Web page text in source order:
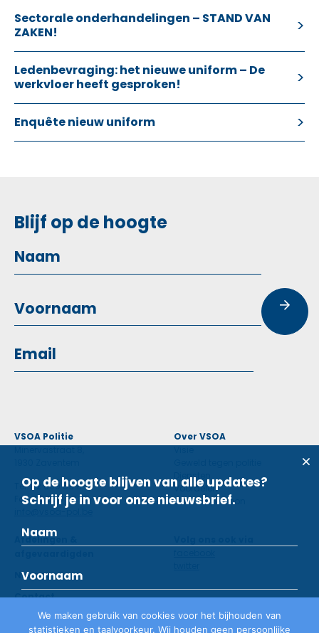
Sectorale onderhandelingen – STAND VAN
ZAKEN!
Ledenbevraging: het nieuwe uniform – De
werkvloer heeft gesproken!
Enquête nieuw uniform
We maken gebruik van cookies voor het bijhouden van
statistieken en taalvoorkeur. Wij houden geen persoonlijke
Blijf op de hoogte
VSOA Politie
Tel: 02 660 59 11
Fax: 02 660 50 97
info@vsoa-pol.be
Over VSOA
Diensten
Voordelen
Contactpersoon
Afdelingen &
Nieuws
Contact
Op de hoogte blijven van alle updates?
Schrijf je in voor onze nieuwsbrief.